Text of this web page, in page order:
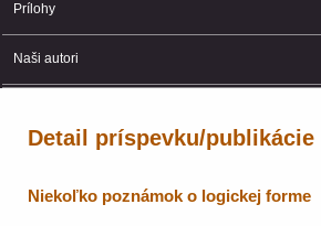
Prílohy
Naši autori
Detail príspevku/publikácie
Niekoľko poznámok o logickej forme